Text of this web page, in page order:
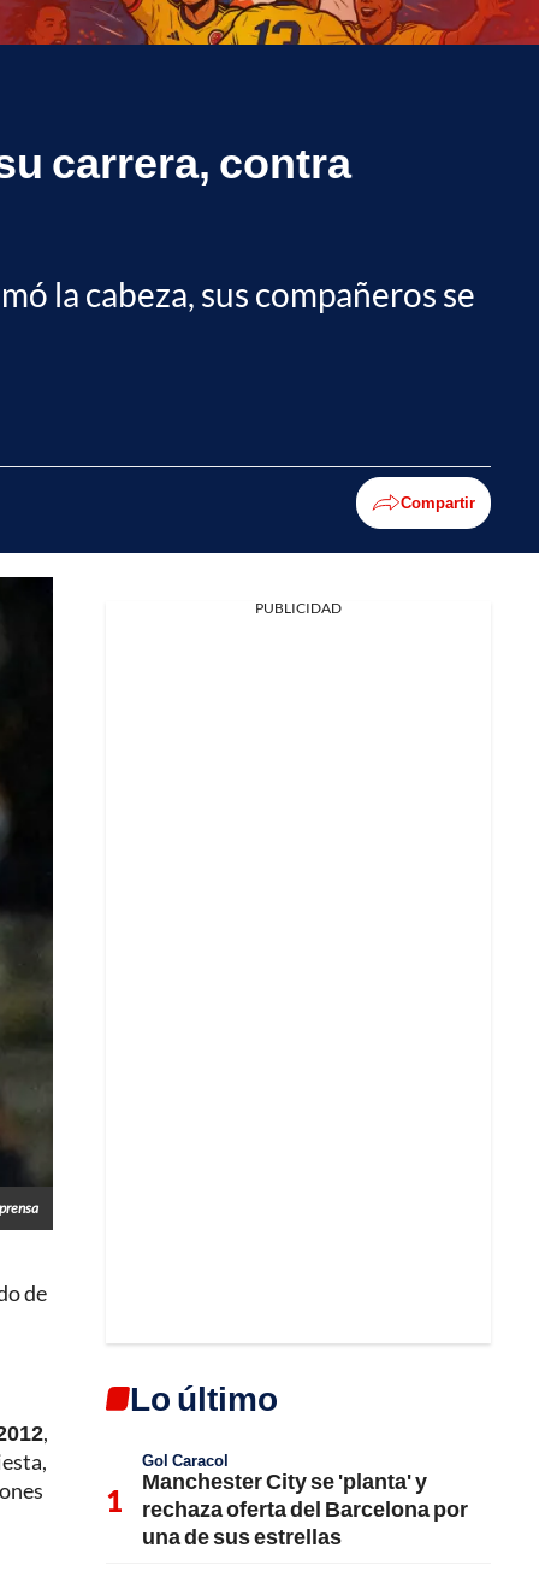
carrera, contra
la cabeza, sus compañeros se
Compartir
de
,
PUBLICIDAD
Lo último
Gol Caracol
Manchester City se 'planta' y
rechaza oferta del Barcelona por
una de sus estrellas